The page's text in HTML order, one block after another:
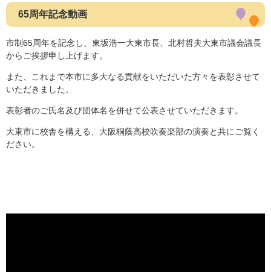
65周年記念動画
市制65周年を記念し、東坂浩一大東市長、北村哲夫大東市議会議長
からご挨拶申し上げます。
また、これまで本市に多大なる貢献をいただいた方々を表彰させて
いただきました。
表彰者のご氏名及び団体名を併せて公表させていただきます。
大東市に校舎を構える、大阪桐蔭高校吹奏楽部の演奏と共にご覧く
ださい。